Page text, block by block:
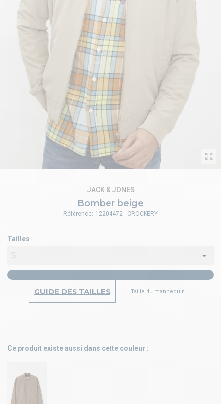
Bomber beige
JACK & JONES
Tailles
GUIDE DES TAILLES Taille du mannequin : L
Référence: 12204472 - CROCKERY
Ce produit existe aussi dans cette couleur :